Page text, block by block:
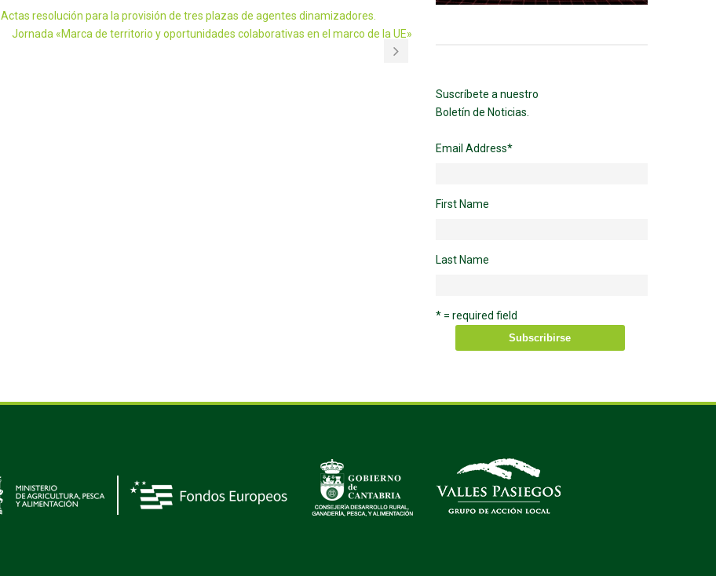
Actas resolución para la provisión de tres plazas de agentes dinamizadores.
Jornada «Marca de territorio y oportunidades colaborativas en el marco de la UE»
Suscríbete a nuestro
Boletín de Noticias.
Email Address*
First Name
Last Name
* = required field